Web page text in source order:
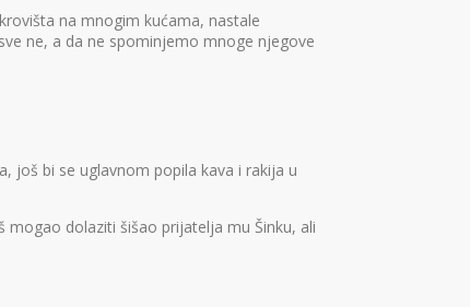
na mnogim kućama, nastale
ne, a da ne spominjemo mnoge njegove
još bi se uglavnom popila kava i rakija u
dolaziti šišao prijatelja mu Šinku, ali